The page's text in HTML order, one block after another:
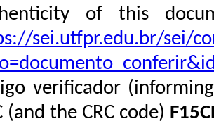
of this
sei.utfpr.edu.br/sei/
verificador
(and the CRC code)